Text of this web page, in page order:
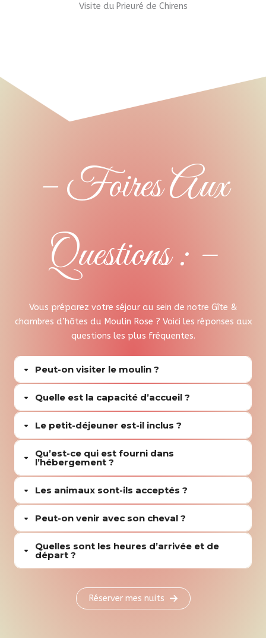
Visite du Prieuré de Chirens
– Foires Aux
Questions : –
Vous préparez votre séjour au sein de notre Gîte &
chambres d’hôtes du Moulin Rose ? Voici les réponses aux
questions les plus fréquentes.
Peut-on visiter le moulin ?
Quelle est la capacité d’accueil ?
Le petit-déjeuner est-il inclus ?
Qu’est-ce qui est fourni dans
l’hébergement ?
Les animaux sont-ils acceptés ?
Peut-on venir avec son cheval ?
Quelles sont les heures d’arrivée et de
départ ?
Réserver mes nuits